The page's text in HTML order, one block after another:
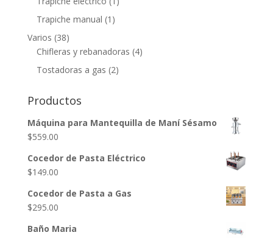
Trapiche manual (1)
Varios (38)
Chifleras y rebanadoras (4)
Tostadoras a gas (2)
Productos
Máquina para Mantequilla de Maní Sésamo
$559.00
Cocedor de Pasta Eléctrico
$149.00
Cocedor de Pasta a Gas
$295.00
Baño Maria